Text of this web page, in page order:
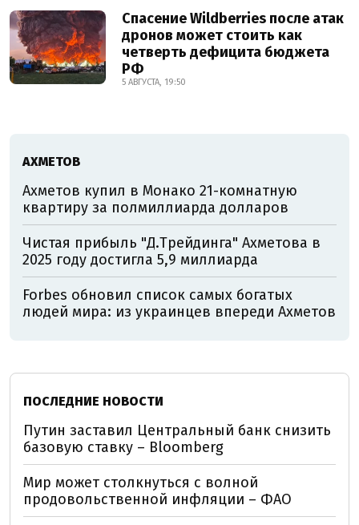
Спасение Wildberries после атак
дронов может стоить как
четверть дефицита бюджета
РФ
5 АВГУСТА, 19:50
АХМЕТОВ
Ахметов купил в Монако 21-комнатную
квартиру за полмиллиарда долларов
Чистая прибыль "Д.Трейдинга" Ахметова в
2025 году достигла 5,9 миллиарда
Forbes обновил список самых богатых
людей мира: из украинцев впереди Ахметов
ПОСЛЕДНИЕ НОВОСТИ
Путин заставил Центральный банк снизить
базовую ставку – Bloomberg
Мир может столкнуться с волной
продовольственной инфляции – ФАО